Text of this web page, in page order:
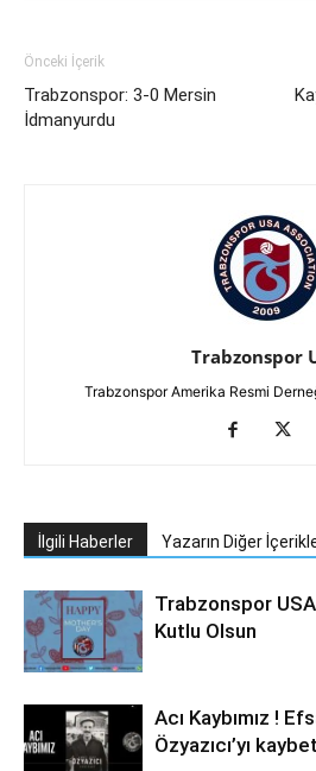
Önceki İçerik
Trabzonspor: 3-0 Mersin
İdmanyurdu
Trabzonspor
Trabzonspor Amerika Resmi
İlgili Haberler Yazarın Diğer
Trabzonspor
Kutlu Olsun
Acı Kaybımız !
Özyazıcı’yı